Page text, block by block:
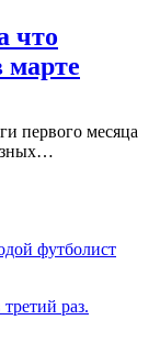
что
марте
первого месяца
футболист
раз.